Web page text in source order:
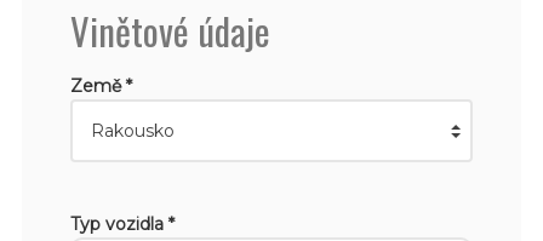
Vinětové údaje
Země *
Typ vozidla *